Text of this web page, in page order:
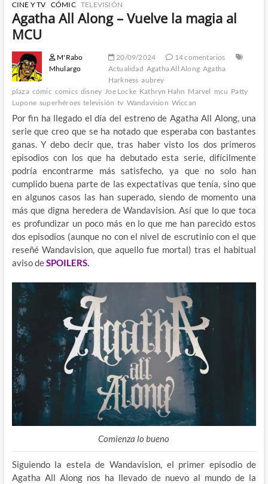
CINE Y TV CÓMIC TELEVISIÓN
Agatha All Along – Vuelve la magia al
MCU
M'Rabo
Mhulargo
20/09/2024
14 comentarios
Actualidad Agatha All Along Agatha
Harkness aubrey
plaza cómic comics disney Joe Locke Kathryn Hahn Marvel mcu Patty
Lupone superhéroes televisión tv Wandavision Wiccan
Por fin ha llegado el día del estreno de Agatha All Along, una
serie que creo que se ha notado que esperaba con bastantes
ganas. Y debo decir que, tras haber visto los dos primeros
episodios con los que ha debutado esta serie, difícilmente
podría encontrarme más satisfecho, ya que no solo han
cumplido buena parte de las expectativas que tenía, sino que
en algunos casos las han superado, siendo de momento una
más que digna heredera de Wandavision. Así que lo que toca
es profundizar un poco más en lo que me han parecido estos
dos episodios (aunque no con el nivel de escrutinio con el que
reseñé Wandavision, que aquello fue mortal) tras el habitual
aviso deSPOILERS.
Comienza lo bueno
Siguiendo la estela de Wandavision, el primer episodio de
Agatha All Along nos ha llevado de nuevo al mundo de la